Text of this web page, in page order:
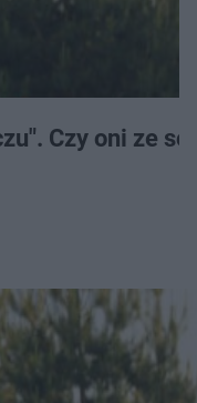
Czy oni ze